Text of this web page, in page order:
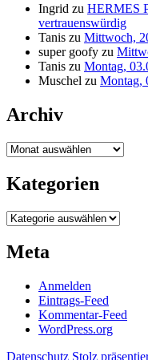
Ingrid zu HERMES
vertrauenswürdig
Tanis zu Mittwoch,
super goofy zu
Tanis zu Montag,
Muschel zu Montag,
Archiv
Archiv
Kategorien
Kategorien
Meta
Anmelden
Eintrags-Feed
Kommentar-Feed
WordPress.org
Datenschutz Stolz